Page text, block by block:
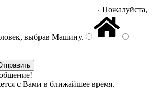
Пожалуйста,
выбрав Машину.
с Вами в ближайшее время.